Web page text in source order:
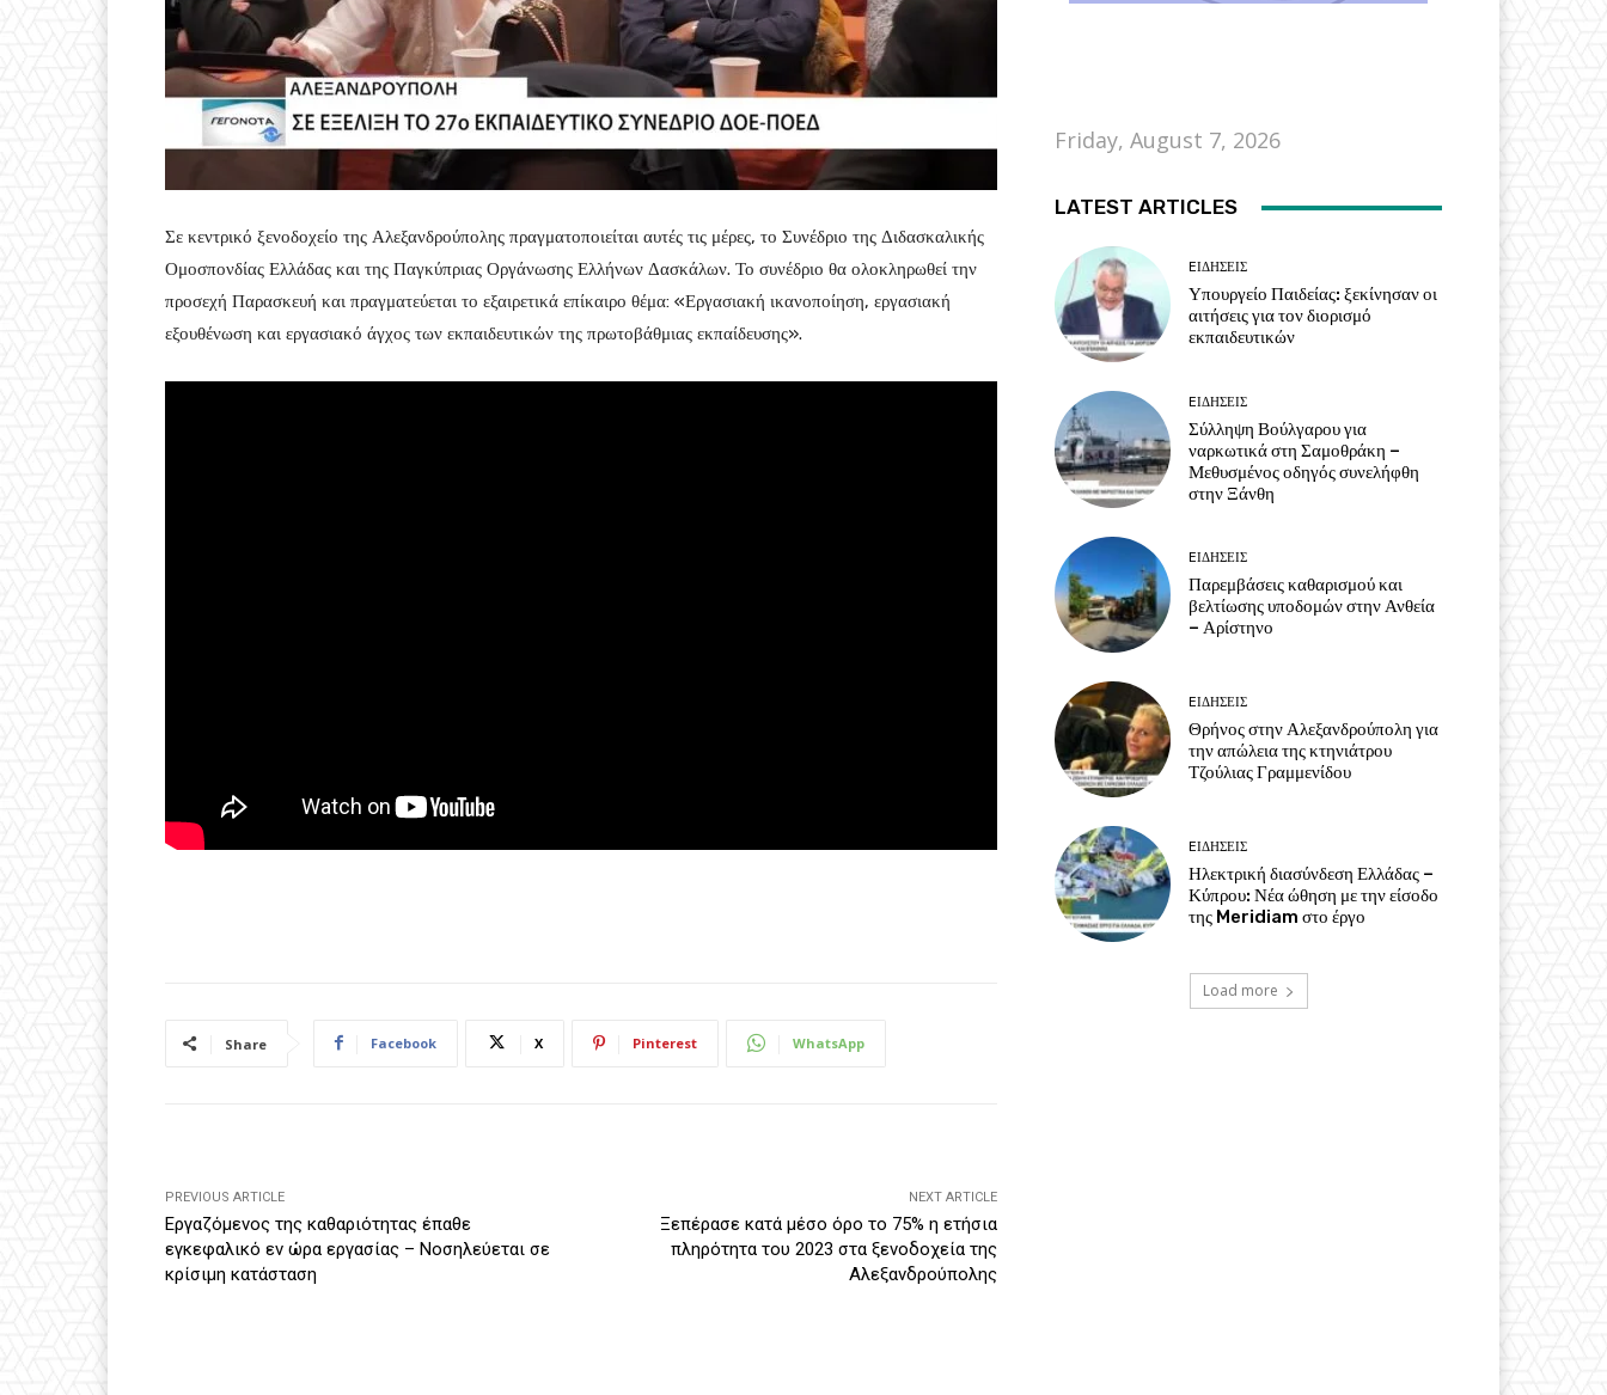
Σε κεντρικό ξενοδοχείο της Αλεξανδρούπολης πραγματοποιείται αυτές τις μέρες, το Συνέδριο της Διδασκαλικής
Ομοσπονδίας Ελλάδας και της Παγκύπριας Οργάνωσης Ελλήνων Δασκάλων. Το συνέδριο θα ολοκληρωθεί την
προσεχή Παρασκευή και πραγματεύεται το εξαιρετικά επίκαιρο θέμα: «Εργασιακή ικανοποίηση, εργασιακή
εξουθένωση και εργασιακό άγχος των εκπαιδευτικών της πρωτοβάθμιας εκπαίδευσης».
Share Facebook X Pinterest WhatsApp
PREVIOUS ARTICLE
Εργαζόμενος της καθαριότητας έπαθε
εγκεφαλικό εν ώρα εργασίας – Νοσηλεύεται σε
κρίσιμη κατάσταση
NEXT ARTICLE
Ξεπέρασε κατά μέσο όρο το 75% η ετήσια
πληρότητα του 2023 στα ξενοδοχεία της
Αλεξανδρούπολης
Friday, August 7, 2026
LATEST ARTICLES
EΙΔΗΣΕΙΣ
Υπουργείο Παιδείας: ξεκίνησαν οι
αιτήσεις για τον διορισμό
εκπαιδευτικών
EΙΔΗΣΕΙΣ
Σύλληψη Βούλγαρου για
ναρκωτικά στη Σαμοθράκη –
Μεθυσμένος οδηγός συνελήφθη
στην Ξάνθη
EΙΔΗΣΕΙΣ
Παρεμβάσεις καθαρισμού και
βελτίωσης υποδομών στην Ανθεία
– Αρίστηνο
EΙΔΗΣΕΙΣ
Θρήνος στην Αλεξανδρούπολη για
την απώλεια της κτηνιάτρου
Τζούλιας Γραμμενίδου
EΙΔΗΣΕΙΣ
Ηλεκτρική διασύνδεση Ελλάδας –
Κύπρου: Νέα ώθηση με την είσοδο
της Meridiam στο έργο
Load more